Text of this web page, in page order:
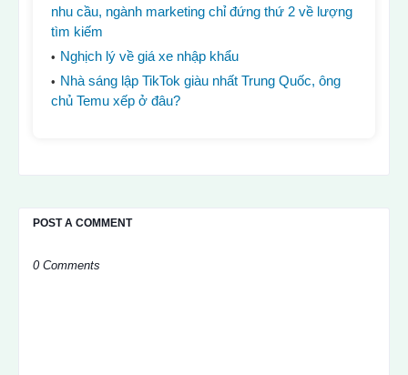
nhu cầu, ngành marketing chỉ đứng thứ 2 về lượng
tìm kiếm
Nghịch lý về giá xe nhập khẩu
Nhà sáng lập TikTok giàu nhất Trung Quốc, ông
chủ Temu xếp ở đâu?
POST A COMMENT
0 Comments